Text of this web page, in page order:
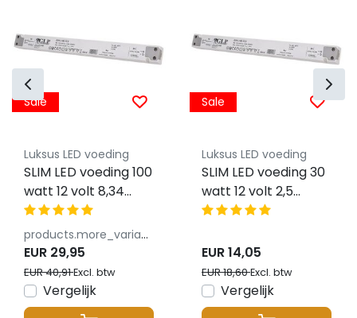
Sale
Luksus LED voeding
SLIM LED voeding 100
watt 12 volt 8,34
Ampère – IP20 –
compact - GTPC-
100-12-S
products.more_variants_available
EUR 29,95
EUR 40,91Excl. btw
Vergelijk
Sale
Luksus LED voeding
SLIM LED voeding 30
watt 12 volt 2,5
Ampère – IP20 –
30-12-S
EUR 14,05
EUR 18,60Excl. btw
Vergelijk